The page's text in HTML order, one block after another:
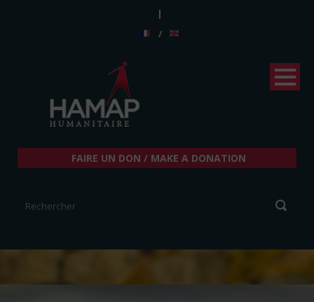
|
/
FAIRE UN DON / MAKE A DONATION